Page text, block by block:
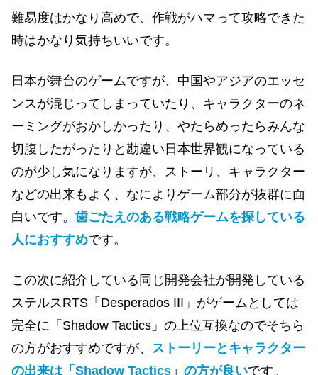
難易度はかなり高めで、作戦がハマって攻略できた
時はかなり気持ちいいです。
日本が舞台のゲームですが、中国やアジアのエッセ
ンスが混じってしまっていたり、キャラクターのネ
ーミングがおかしかったり、やたらめったらみんな
切腹したがったりと勘違い日本世界観になっている
のが少し気になりますが、ストーリ、キャラクター
などの出来もよく、なによりゲーム部分が抜群に面
白いです。 歯ごたえのある戦略ゲームを探している
人におすすめです。
この次に紹介している同じ開発会社が開発している
ステルスRTS「Desperados III」がゲームとしては
完全に「Shadow Tactics」の上位互換なのでそちら
の方がおすすめですが、 ストーリーとキャラクター
の出来は「Shadow Tactics」の方が良いです。